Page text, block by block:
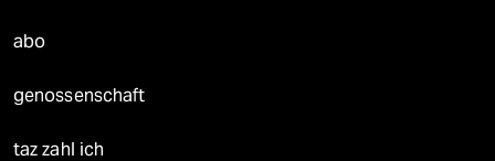
abo
genossenschaft
taz zahl ich